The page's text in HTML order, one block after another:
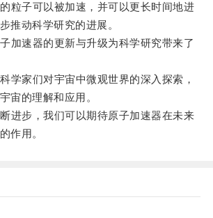
子可以被加速，并可以更长时间地进
推动科学研究的进展。
速器的更新与升级为科学研究带来了
家们对宇宙中微观世界的深入探索，
宙的理解和应用。
步，我们可以期待原子加速器在未来
作用。